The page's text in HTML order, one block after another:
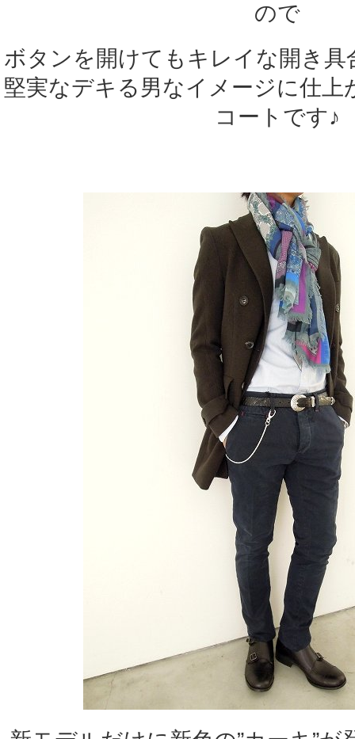
ので
ボタンを開けてもキレイな開き
堅実なデキる男なイメージに仕上
コートです♪